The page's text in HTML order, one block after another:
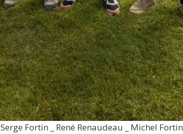
Serge Fortin _ René Renaudeau _ Michel Fortin